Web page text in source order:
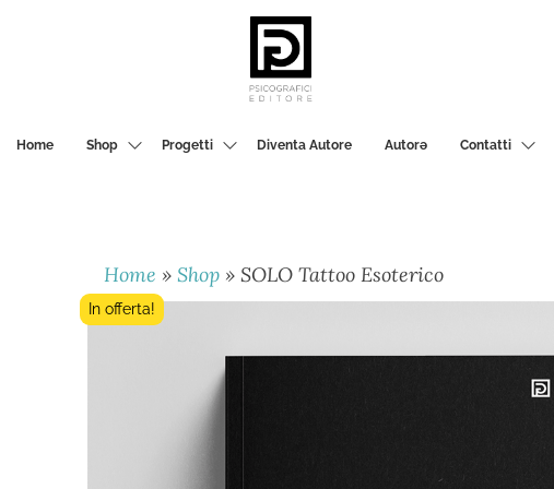
Home
Shop Progetti Diventa Autore Autorә Contatti
Home » Shop » SOLO Tattoo Esoterico
In offerta!